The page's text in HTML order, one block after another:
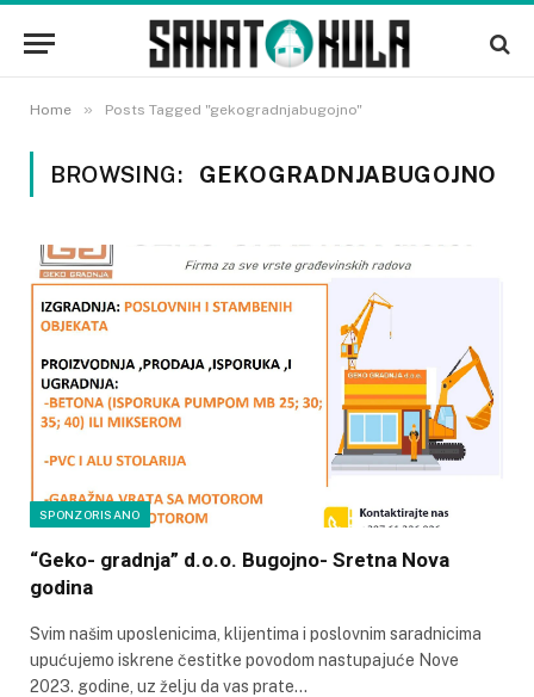
Home » Posts Tagged "gekogradnjabugojno"
BROWSING: GEKOGRADNJABUGOJNO
SPONZORISANO
“Geko- gradnja” d.o.o. Bugojno- Sretna Nova
godina
Svim našim uposlenicima, klijentima i poslovnim saradnicima
upućujemo iskrene čestitke povodom nastupajuće Nove
2023. godine, uz želju da vas prate…